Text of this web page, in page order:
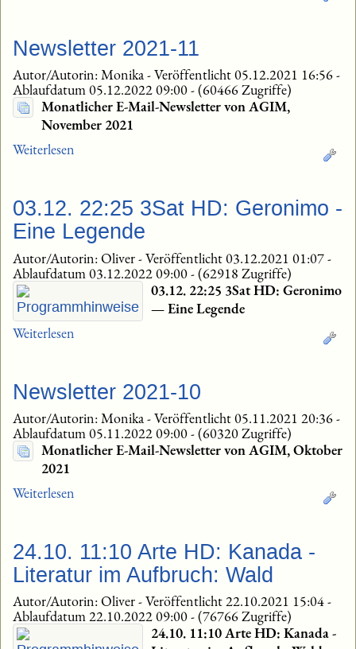
Newsletter 2021-11
Autor/Autorin: Monika-Veröffentlicht 05.12.2021 16:56-
Ablaufdatum 05.12.2022 09:00-(60466 Zugriffe)
Monatlicher E-Mail-Newsletter von AGIM,
November 2021
Weiterlesen
03.12. 22:25 3Sat HD: Geronimo -
Eine Legende
Autor/Autorin: Oliver-Veröffentlicht 03.12.2021 01:07-
Ablaufdatum 03.12.2022 09:00-(62918 Zugriffe)
03.12. 22:25 3Sat HD: Geronimo
— Eine Legende
Weiterlesen
Newsletter 2021-10
Autor/Autorin: Monika-Veröffentlicht 05.11.2021 20:36-
Ablaufdatum 05.11.2022 09:00-(60320 Zugriffe)
Monatlicher E-Mail-Newsletter von AGIM, Oktober
2021
Weiterlesen
24.10. 11:10 Arte HD: Kanada -
Literatur im Aufbruch: Wald
Autor/Autorin: Oliver-Veröffentlicht 22.10.2021 15:04-
Ablaufdatum 22.10.2022 09:00-(76766 Zugriffe)
24.10. 11:10 Arte HD: Kanada -